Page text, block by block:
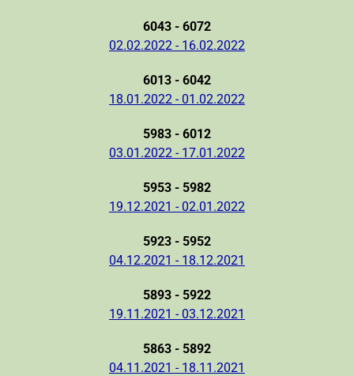
6043 - 6072
02.02.2022 - 16.02.2022
6013 - 6042
18.01.2022 - 01.02.2022
5983 - 6012
03.01.2022 - 17.01.2022
5953 - 5982
19.12.2021 - 02.01.2022
5923 - 5952
04.12.2021 - 18.12.2021
5893 - 5922
19.11.2021 - 03.12.2021
5863 - 5892
04.11.2021 - 18.11.2021